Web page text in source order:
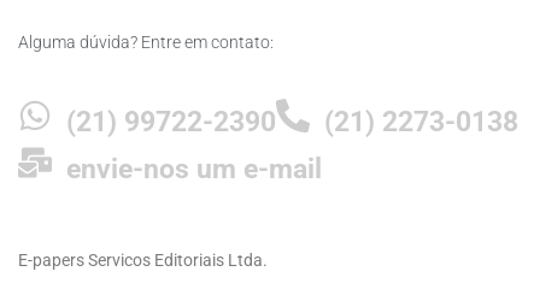
Alguma dúvida? Entre em contato:
(21) 99722-2390
(21) 2273-0138
envie-nos um e-mail
E-papers Servicos Editoriais Ltda.